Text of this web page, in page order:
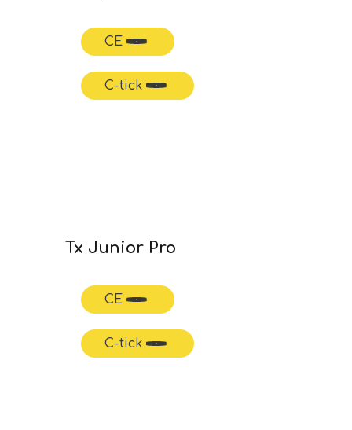
CE
C-tick
Tx Junior Pro
CE
C-tick